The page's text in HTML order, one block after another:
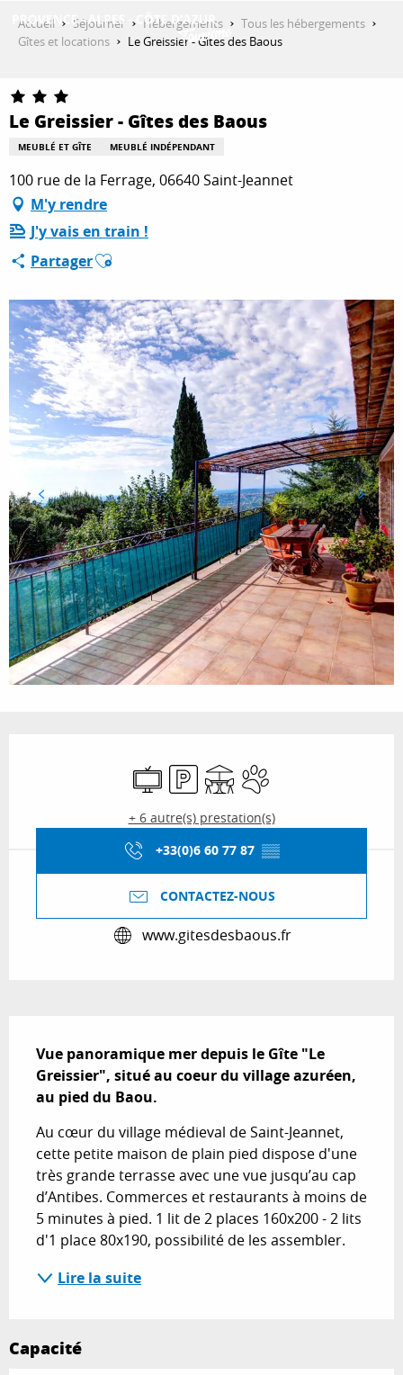
DÉCOUVRIR
QUE FAIRE ?
SÉJOURNER
ESPACE PRO
Accueil Séjourner Hébergements
Tous les hébergements
Gîtes et locations
Le Greissier - Gîtes des Baous
Le Greissier - Gîtes des Baous
MEUBLÉ ET GÎTE MEUBLÉ INDÉPENDANT
100 rue de la Ferrage, 06640 Saint-Jeannet
M'y rendre
J'y vais en train !
PartagerAjouter aux favoris
Télévision
ParkingTerrasseAnimaux acceptés
+ 6 autre(s) prestation(s)
+33(0)6 60 77 87 ▒▒
CONTACTEZ-NOUS
www.gitesdesbaous.fr
Vue panoramique mer depuis le Gîte "Le
Greissier", situé au coeur du village azuréen,
au pied du Baou.
Au cœur du village médieval de Saint-Jeannet,
cette petite maison de plain pied dispose d'une
très grande terrasse avec une vue jusqu’au cap
d’Antibes. Commerces et restaurants à moins de
5 minutes à pied. 1 lit de 2 places 160x200 - 2 lits
d'1 place 80x190, possibilité de les assembler.
Lire la suite
Capacité